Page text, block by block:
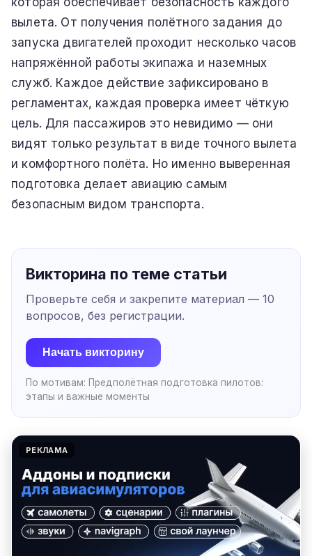
вылета. От получения полётного задания до
запуска двигателей проходит несколько часов
напряжённой работы экипажа и наземных
служб. Каждое действие зафиксировано в
регламентах, каждая проверка имеет чёткую
цель. Для пассажиров это невидимо — они
видят только результат в виде точного вылета
и комфортного полёта. Но именно выверенная
подготовка делает авиацию самым
безопасным видом транспорта.
Викторина по теме статьи
Проверьте себя и закрепите материал — 10
вопросов, без регистрации.
Начать викторину
По мотивам: Предполётная подготовка пилотов:
этапы и важные моменты
РЕКЛАМА